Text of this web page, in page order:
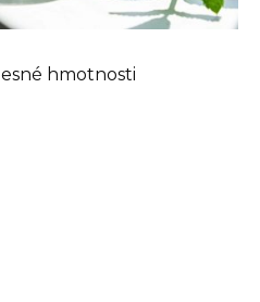
hmotnosti